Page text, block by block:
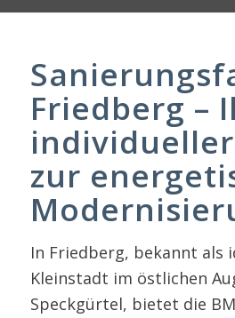
Friedberg –
zur
In Friedberg, bekannt als
Kleinstadt im östlichen
Speckgürtel, bietet die